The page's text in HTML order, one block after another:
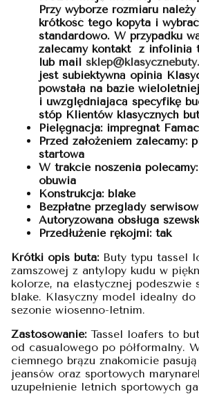
Przy wyborze rozmiaru
krótkość tego kopyta i
standardowo. W przypadku
zalecamy kontakt z infolinią
lub mail
jest subiektywną opinią
powstałą na bazie
i uwzględniającą specyfikę
stóp Klientów klasycznych
Pielęgnacja: impregnat
Przed założeniem zalecamy:
startowa
W trakcie noszenia
obuwia
Konstrukcja: blake
Bezpłatne przeglądy
Autoryzowana obsługa
Przedłużenie rękojmi: tak
Krótki opis buta: Buty typu tassel
zamszowej z antylopy kudu w
kolorze, na elastycznej podeszwie
blake. Klasyczny model idealny do
sezonie wiosenno-letnim.
Zastosowanie: Tassel loafers to
od casualowego po półformalny.
ciemnego brązu znakomicie
jeansów oraz sportowych
uzupełnienie letnich sportowych